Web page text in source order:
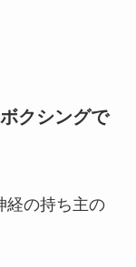
クシングで
経の持ち主の